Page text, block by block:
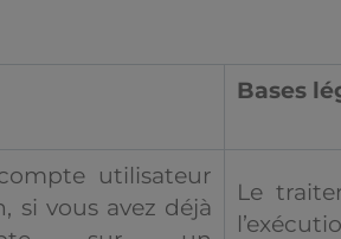
Bases
utilisateur
si vous avez déjà
Le